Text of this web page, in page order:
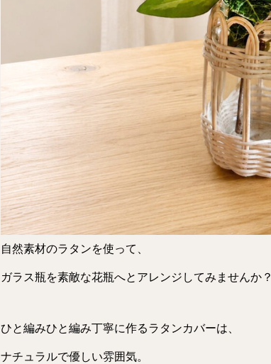
自然素材のラタンを使って、
ガラス瓶を素敵な花瓶へとアレンジしてみませんか？
ひと編みひと編み丁寧に作るラタンカバーは、
ナチュラルで優しい雰囲気。